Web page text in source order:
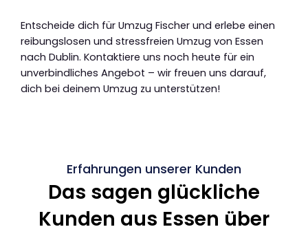
Entscheide dich für Umzug Fischer und erlebe einen
reibungslosen und stressfreien Umzug von Essen
nach Dublin. Kontaktiere uns noch heute für ein
unverbindliches Angebot – wir freuen uns darauf,
dich bei deinem Umzug zu unterstützen!
Erfahrungen unserer Kunden
Das sagen glückliche
Kunden aus Essen über